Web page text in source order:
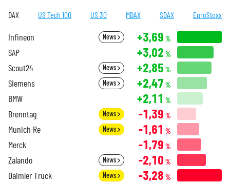
DAX US Tech 100 US 30 MDAX SDAX EuroStoxx
Infineon News +3,69 %
SAP +3,02 %
Scout24 News +2,85 %
Siemens News +2,47 %
BMW +2,11 %
Brenntag News -1,39 %
Munich Re News -1,61 %
Merck -1,79 %
Zalando News -2,10 %
Daimler Truck News -3,28 %